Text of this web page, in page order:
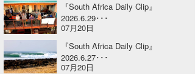
『South Africa Daily Clip』
2026.6.29･･･
07月20日
『South Africa Daily Clip』
2026.6.27･･･
07月20日
NOBUFUKU
大野”MAR”修聖
喜納海人
G◎Da
H
KID